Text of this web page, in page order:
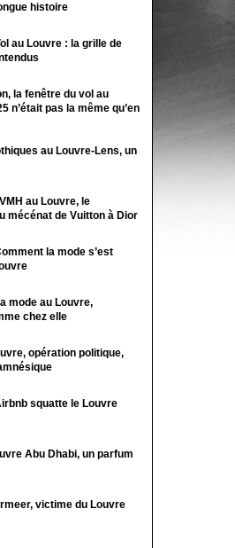
histoire
au Louvre : la grille de
la fenêtre du vol au
n’était pas la même qu’en
au Louvre-Lens, un
au Louvre, le
mécénat de Vuitton à Dior
la mode s’est
mode au Louvre,
chez elle
opération politique,
squatte le Louvre
Abu Dhabi, un parfum
victime du Louvre